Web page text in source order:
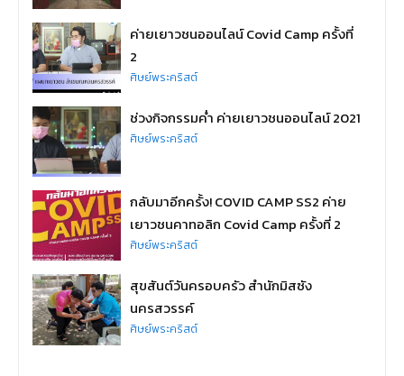
ค่ายเยาวชนออนไลน์ Covid Camp ครั้งที่
2
ศิษย์พระคริสต์
ช่วงกิจกรรมค่ำ ค่ายเยาวชนออนไลน์ 2021
ศิษย์พระคริสต์
กลับมาอีกครั้ง! COVID CAMP SS2 ค่าย
เยาวชนคาทอลิก Covid Camp ครั้งที่ 2
ศิษย์พระคริสต์
สุขสันต์วันครอบครัว สำนักมิสซัง
นครสวรรค์
ศิษย์พระคริสต์